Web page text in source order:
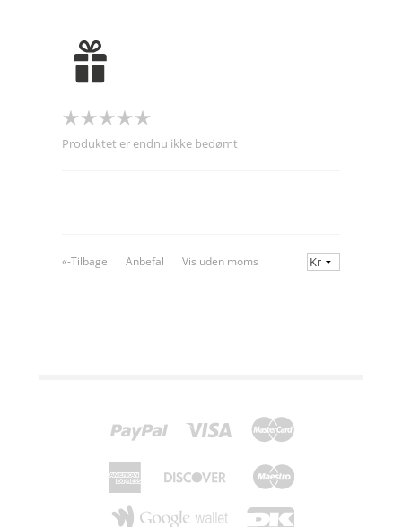
Produktet er endnu ikke bedømt
«-Tilbage Anbefal Vis uden moms